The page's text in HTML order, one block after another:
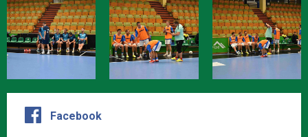
Facebook